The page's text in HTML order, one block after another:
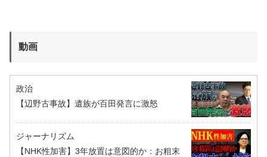
動画
政治
【辺野古事故】遺族が百田発言に激怒
ジャーナリズム
【NHK性加害】3年放置は意図的か：お粗末